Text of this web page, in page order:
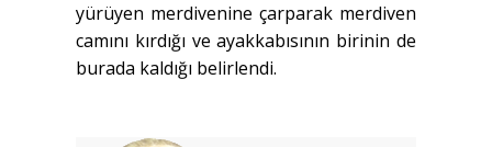
yürüyen merdivenine çarparak merdiven
camını kırdığı ve ayakkabısının birinin de
burada kaldığı belirlendi.